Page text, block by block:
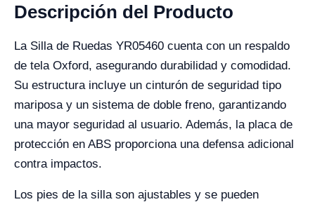
Descripción del Producto
La Silla de Ruedas YR05460 cuenta con un respaldo
de tela Oxford, asegurando durabilidad y comodidad.
Su estructura incluye un cinturón de seguridad tipo
mariposa y un sistema de doble freno, garantizando
una mayor seguridad al usuario. Además, la placa de
protección en ABS proporciona una defensa adicional
contra impactos.
Los pies de la silla son ajustables y se pueden